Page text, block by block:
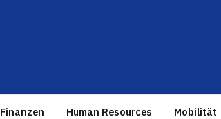
Finanzen Human Resources Mobilität